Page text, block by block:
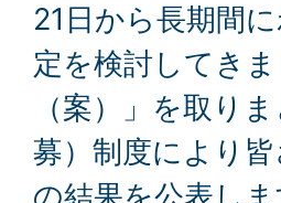
21日から長期間
定を検討してき
（案）」を取り
募）制度により